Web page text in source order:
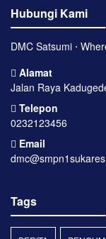
Hubungi Kami
DMC Satsumi ⋅
Alamat
Jalan Raya
Telepon
0232123456
Email
Tags